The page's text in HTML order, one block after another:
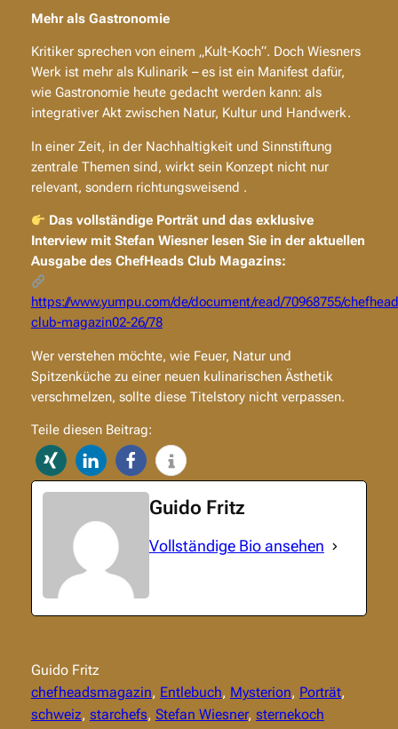
Mehr als Gastronomie
Kritiker sprechen von einem „Kult-Koch“. Doch Wiesners
Werk ist mehr als Kulinarik – es ist ein Manifest dafür,
wie Gastronomie heute gedacht werden kann: als
integrativer Akt zwischen Natur, Kultur und Handwerk.
In einer Zeit, in der Nachhaltigkeit und Sinnstiftung
zentrale Themen sind, wirkt sein Konzept nicht nur
relevant, sondern richtungsweisend .
Das vollständige Porträt und das exklusive
Interview mit Stefan Wiesner lesen Sie in der aktuellen
Ausgabe des ChefHeads Club Magazins:
https://www.yumpu.com/de/document/read/70968755/
club-magazin02-26/78
Wer verstehen möchte, wie Feuer, Natur und
Spitzenküche zu einer neuen kulinarischen Ästhetik
verschmelzen, sollte diese Titelstory nicht verpassen.
Teile diesen Beitrag:
Guido Fritz
Vollständige Bio ansehen
Guido Fritz
chefheadsmagazin, Entlebuch, Mysterion, Porträt
schweiz, starchefs, Stefan Wiesner, sternekoch